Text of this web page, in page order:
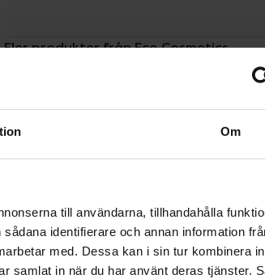
Om
till användarna, tillhandahålla
identifierare och annan information
med. Dessa kan i sin tur kombinera
samlat in när du har använt deras tjänster.
Fler produkter från Eco Cosmetics